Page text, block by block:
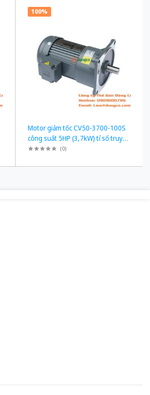
100%
Motor giảm tốc CV50-3700-100S
công suất 5HP (3,7kW) tỉ số truyền
1/100
(0)